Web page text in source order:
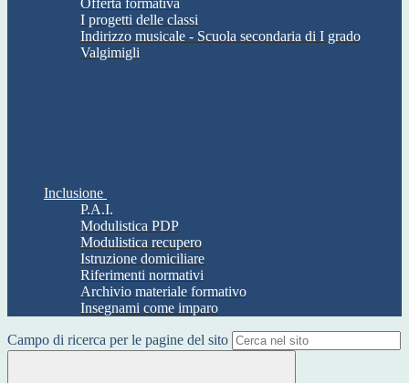
Offerta formativa
I progetti delle classi
Indirizzo musicale - Scuola secondaria di I grado
Valgimigli
Inclusione
P.A.I.
Modulistica PDP
Modulistica recupero
Istruzione domiciliare
Riferimenti normativi
Archivio materiale formativo
Insegnami come imparo
Campo di ricerca per le pagine del sito